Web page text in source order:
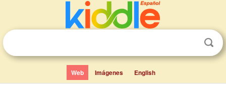
Web Imágenes English